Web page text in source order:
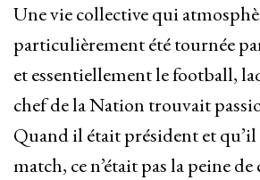
Une vie collective qui
particulièrement été tournée
et essentiellement le football,
chef de la Nation trouvait
Quand il était président et
match, ce n’était pas la peine